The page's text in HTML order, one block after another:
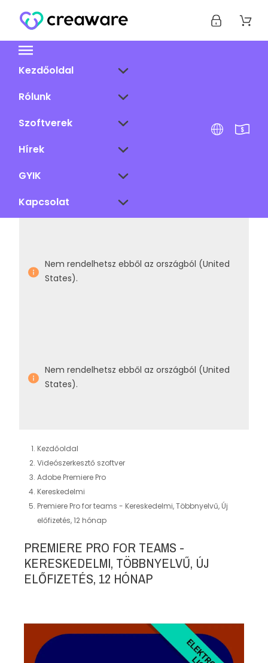
Kezdőoldal
Rólunk
Szoftverek
Hírek
GYIK
Kapcsolat
Nem rendelhetsz ebből az országból (United
States).
Nem rendelhetsz ebből az országból (United
States).
Kezdőoldal
Videószerkesztő szoftver
Adobe Premiere Pro
Kereskedelmi
Premiere Pro for teams - Kereskedelmi, Többnyelvű, Új
előfizetés, 12 hónap
PREMIERE PRO FOR TEAMS -
KERESKEDELMI, TÖBBNYELVŰ, ÚJ
ELŐFIZETÉS, 12 HÓNAP